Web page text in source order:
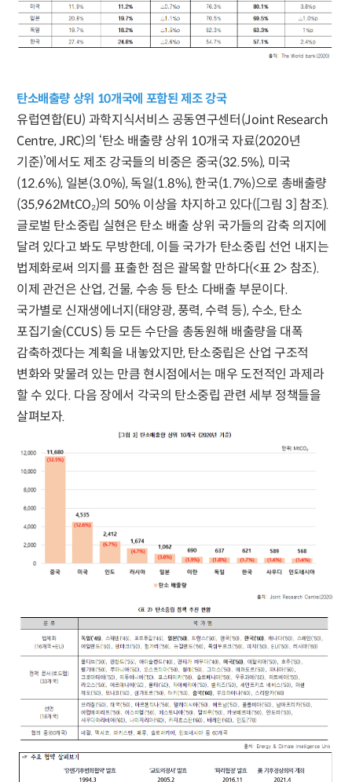
탄소배출량 상위 10개국에 포함된 제조 강국
유럽연합(EU) 과학지식서비스 공동연구센터(Joint Research
Centre, JRC)의 ‘탄소 배출량 상위 10개국 자료(2020년
기준)’에서도 제조 강국들의 비중은 중국(32.5%), 미국
(12.6%), 일본(3.0%), 독일(1.8%), 한국(1.7%)으로 총배출량
(35,962MtCO₂)의 50% 이상을 차지하고 있다([그림 3] 참조).
글로벌 탄소중립 실현은 탄소 배출 상위 국가들의 감축 의지에
달려 있다고 봐도 무방한데, 이들 국가가 탄소중립 선언 내지는
법제화로써 의지를 표출한 점은 괄목할 만하다(<표 2> 참조).
이제 관건은 산업, 건물, 수송 등 탄소 다배출 부문이다.
국가별로 신재생에너지(태양광, 풍력, 수력 등), 수소, 탄소
포집기술(CCUS) 등 모든 수단을 총동원해 배출량을 대폭
감축하겠다는 계획을 내놓았지만, 탄소중립은 산업 구조적
변화와 맞물려 있는 만큼 현시점에서는 매우 도전적인 과제라
할 수 있다. 다음 장에서 각국의 탄소중립 관련 세부 정책들을
살펴보자.